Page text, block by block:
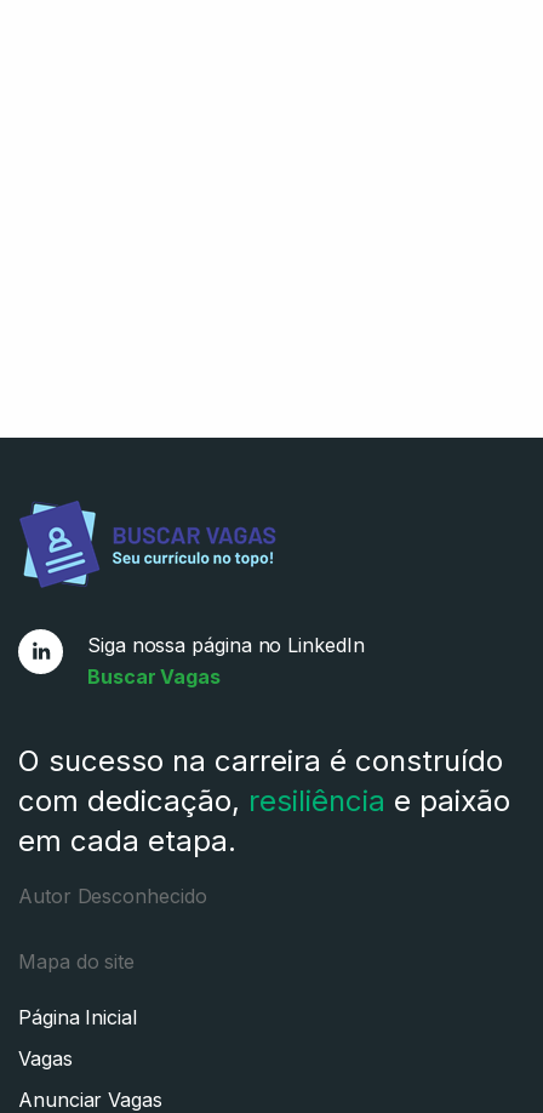
Siga nossa página no LinkedIn
Buscar Vagas
O sucesso na carreira é construído
com dedicação, resiliência e paixão
em cada etapa.
Autor Desconhecido
Mapa do site
Página Inicial
Vagas
Anunciar Vagas